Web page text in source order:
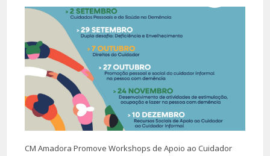
CM Amadora Promove Workshops de Apoio ao Cuidador